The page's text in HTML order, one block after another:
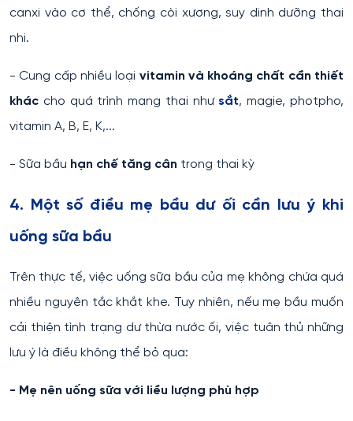
canxi vào cơ thể, chống còi xương, suy dinh dưỡng thai
nhi.
- Cung cấp nhiều loại vitamin và khoáng chất cần thiết
khác cho quá trình mang thai nhưsắt, magie, photpho,
vitamin A, B, E, K,...
- Sữa bầu hạn chế tăng cân trong thai kỳ
4. Một số điều mẹ bầu dư ối cần lưu ý khi
uống sữa bầu
Trên thực tế, việc uống sữa bầu của mẹ không chứa quá
nhiều nguyên tắc khắt khe. Tuy nhiên, nếu mẹ bầu muốn
cải thiện tình trạng dư thừa nước ối, việc tuân thủ những
lưu ý là điều không thể bỏ qua:
- Mẹ nên uống sữa với liều lượng phù hợp